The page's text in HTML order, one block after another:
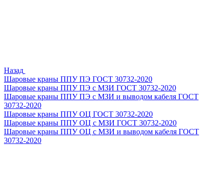
Назад
Шаровые краны ППУ ПЭ ГОСТ 30732-2020
Шаровые краны ППУ ПЭ с МЗИ ГОСТ 30732-2020
Шаровые краны ППУ ПЭ с МЗИ и выводом кабеля ГОСТ
30732-2020
Шаровые краны ППУ ОЦ ГОСТ 30732-2020
Шаровые краны ППУ ОЦ с МЗИ ГОСТ 30732-2020
Шаровые краны ППУ ОЦ с МЗИ и выводом кабеля ГОСТ
30732-2020